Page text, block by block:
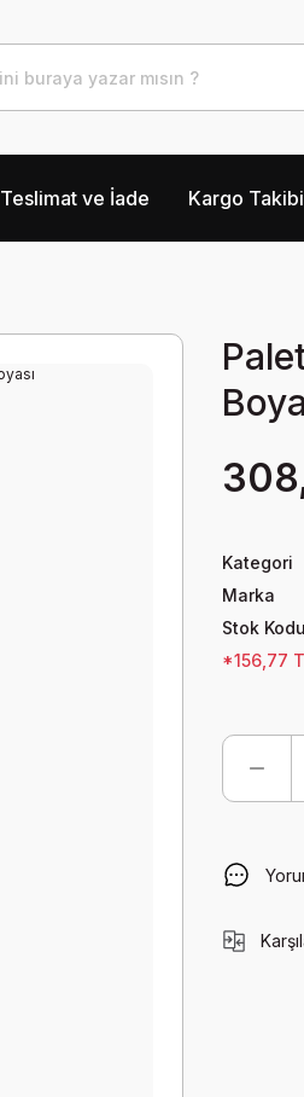
Teslimat ve İade Kargo Takibi
Kategori
Marka
Stok Kodu
*156,77